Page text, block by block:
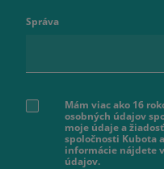
Správa
Mám viac ako 16
osobných údajov
moje údaje a
spoločnosti Kubota
informácie nájdete
údajov.